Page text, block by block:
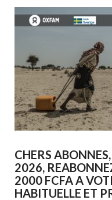
CHERS
2026,
2000 FCFA A
HABITUELLE ET